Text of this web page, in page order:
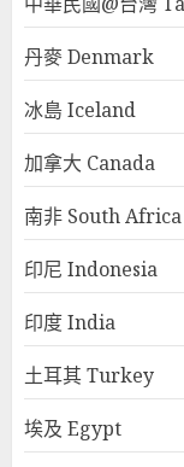
丹麥 Denmark
冰島 Iceland
加拿大 Canada
南非 South Africa
印尼 Indonesia
印度 India
土耳其 Turkey
埃及 Egypt